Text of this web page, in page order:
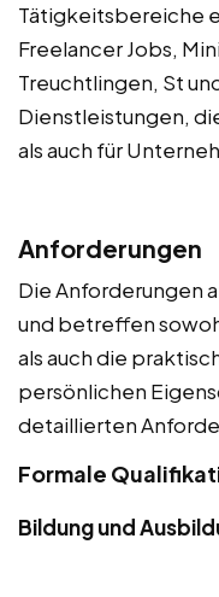
Tätigkeitsbereiche
Freelancer Jobs,
Treuchtlingen, St
Dienstleistungen,
als auch für
Anforderungen
Die Anforderungen
und betreffen
als auch die
persönlichen
detaillierten
Formale
Bildung und